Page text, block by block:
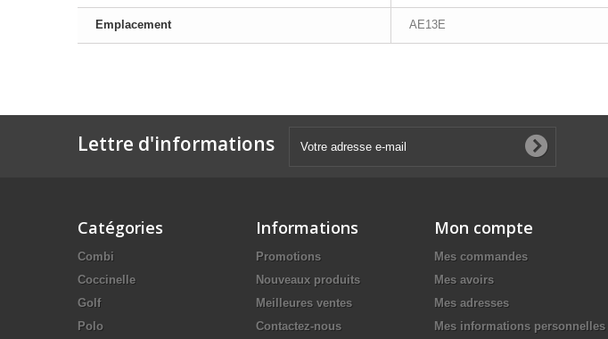
Emplacement AE13E
Lettre d'informations
Catégories
Combi
Coccinelle
Golf
Polo
Informations
Promotions
Nouveaux produits
Meilleures ventes
Contactez-nous
Mon compte
Mes commandes
Mes avoirs
Mes adresses
Mes informations personnelles